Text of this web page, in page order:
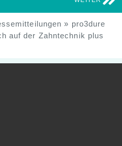
» pro3dure
auf der Zahntechnik plus